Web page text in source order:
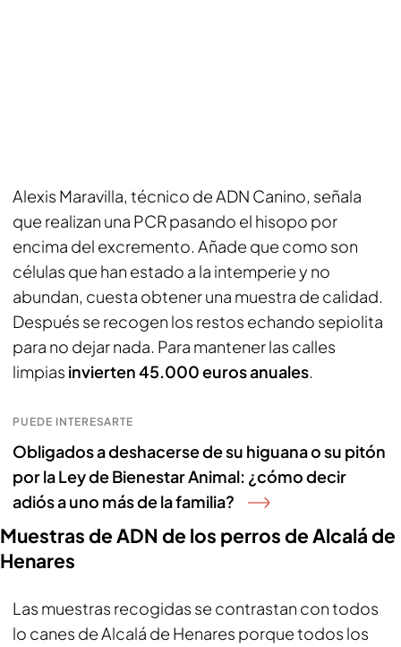
Alexis Maravilla, técnico de ADN Canino, señala
que realizan una PCR pasando el hisopo por
encima del excremento. Añade que como son
células que han estado a la intemperie y no
abundan, cuesta obtener una muestra de calidad.
Después se recogen los restos echando sepiolita
para no dejar nada. Para mantener las calles
limpias invierten 45.000 euros anuales.
PUEDE INTERESARTE
Obligados a deshacerse de su higuana o su pitón
por la Ley de Bienestar Animal: ¿cómo decir
adiós a uno más de la familia?
Muestras de ADN de los perros de Alcalá de
Henares
Las muestras recogidas se contrastan con todos
lo canes de Alcalá de Henares porque todos los